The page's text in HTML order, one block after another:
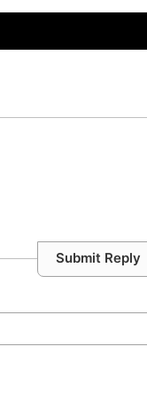
Submit Reply